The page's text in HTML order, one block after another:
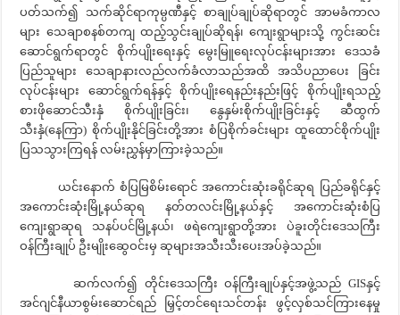
ပတ်သက်၍ သက်ဆိုင်ရာကုမ္ပဏီနှင့် စာချုပ်ချုပ်ဆိုရာတွင် အာမခံကာလ
များ သေချာစနစ်တကျ ထည့်သွင်းချုပ်ဆိုရန်၊ ကျေးရွာများသို့ ကွင်းဆင်း
ဆောင်ရွက်ရာတွင် စိုက်ပျိုးရေးနှင့် မွေးမြူရေးလုပ်ငန်းများအား ဒေသခံ
ပြည်သူများ သေချာနားလည်လက်ခံလာသည်အထိ အသိပညာပေး ခြင်း
လုပ်ငန်းများ ဆောင်ရွက်ရန်နှင့် စိုက်ပျိုးရေနည်းနည်းဖြင့် စိုက်ပျိုးရသည့်
စားဖိုဆောင်သီးနှံ စိုက်ပျိုးခြင်း၊ နွေနှမ်းစိုက်ပျိုးခြင်းနှင့် ဆီထွက်
သီးနှံ(နေကြာ) စိုက်ပျိုးနိုင်ခြင်းတို့အား စံပြစိုက်ခင်းများ ထူထောင်စိုက်ပျိုး
ပြသသွားကြရန် လမ်းညွှန်မှာကြားခဲ့သည်။
ယင်းနောက် စံပြမြစိမ်းရောင် အကောင်းဆုံးခရိုင်ဆုရ ပြည်ခရိုင်နှင့်
အကောင်းဆုံးမြို့နယ်ဆုရ နတ်တလင်းမြို့နယ်နှင့် အကောင်းဆုံးစံပြ
ကျေးရွာဆုရ သနပ်ပင်မြို့နယ်၊ ဖရဲကျေးရွာတို့အား ပဲခူးတိုင်းဒေသကြီး
ဝန်ကြီးချုပ် ဦးမျိုးဆွေဝင်းမှ ဆုများအသီးသီးပေးအပ်ခဲ့သည်။
ဆက်လက်၍ တိုင်းဒေသကြီး ဝန်ကြီးချုပ်နှင့်အဖွဲ့သည် GISနှင့်
အင်ဂျင်နီယာစွမ်းဆောင်ရည် မြှင့်တင်ရေးသင်တန်း ဖွင့်လှစ်သင်ကြားနေမှု